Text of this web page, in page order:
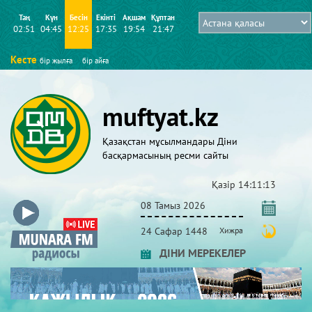
Таң
02:51
Күн
04:45
Бесін
12:25
Екінті
17:35
Ақшам
19:54
Құптан
21:47
Кесте бір жылға бір айға
muftyat.kz
Қазақстан мұсылмандары Діни
басқармасының ресми сайты
Қазір 14:11:13
08 Тамыз 2026
24 Сафар 1448 Хижра
ДІНИ МЕРЕКЕЛЕР